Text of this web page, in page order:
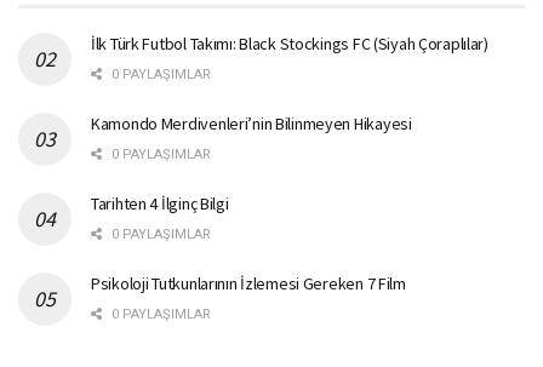
İlk Türk Futbol Takımı: Black Stockings FC (Siyah Çoraplılar)
0 PAYLAŞIMLAR
Kamondo Merdivenleri’nin Bilinmeyen Hikayesi
0 PAYLAŞIMLAR
Tarihten 4 İlginç Bilgi
0 PAYLAŞIMLAR
Psikoloji Tutkunlarının İzlemesi Gereken 7 Film
0 PAYLAŞIMLAR